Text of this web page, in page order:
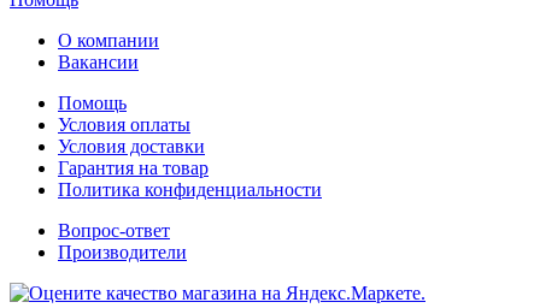
О компании
Вакансии
Помощь
Условия оплаты
Условия доставки
Гарантия на товар
Политика конфиденциальности
Вопрос-ответ
Производители